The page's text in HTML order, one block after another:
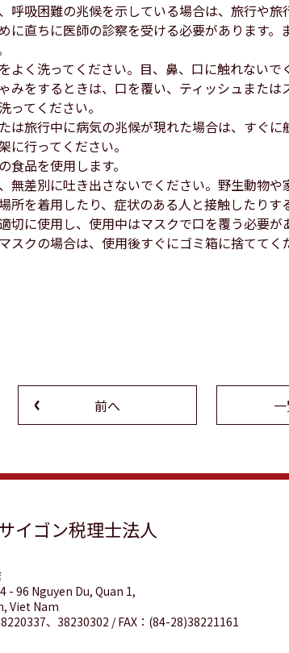
呼吸困難の兆候を示している場合は、旅行や
に直ちに医師の診察を受ける必要があります
よく洗ってください。目、鼻、口に触れない
みをするときは、口を覆い、ティッシュまた
ってください。
は旅行中に病気の兆候が現れた場合は、すぐ
に行ってください。
食品を使用します。
無差別に吐き出さないでください。野生動物や
所を着用したり、症状のある人と接触したりす
切に使用し、使用中はマスクで口を覆う必要が
スクの場合は、使用後すぐにゴミ箱に捨ててく
前へ
イゴン税理士法人
- 96 Nguyen Du, Quan 1,
Viet Nam
、38230302 / FAX：(84-28)38221161